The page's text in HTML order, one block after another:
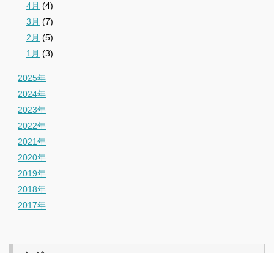
4月 (4)
3月 (7)
2月 (5)
1月 (3)
2025年
2024年
2023年
2022年
2021年
2020年
2019年
2018年
2017年